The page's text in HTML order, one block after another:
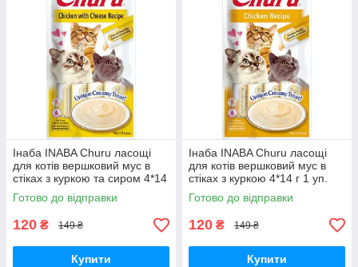
Інаба INABA Churu ласощі
для котів вершковий мус в
стіках з куркою та сиром 4*14
г 1 уп.
Готово до відправки
120 ₴ 149 ₴
Купити
Інаба INABA Churu ласощі
для котів вершковий мус в
стіках з куркою 4*14 г 1 уп.
Готово до відправки
120 ₴ 149 ₴
Купити